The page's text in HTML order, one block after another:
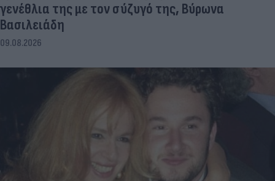
γενέθλια της με τον σύζυγό της, Βύρωνα
Βασιλειάδη
09.08.2026